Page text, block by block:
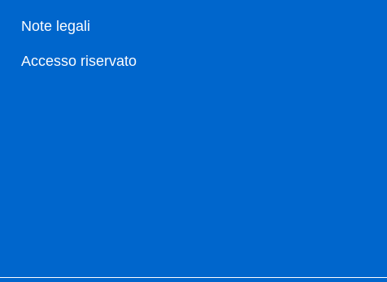
Note legali
Accesso riservato